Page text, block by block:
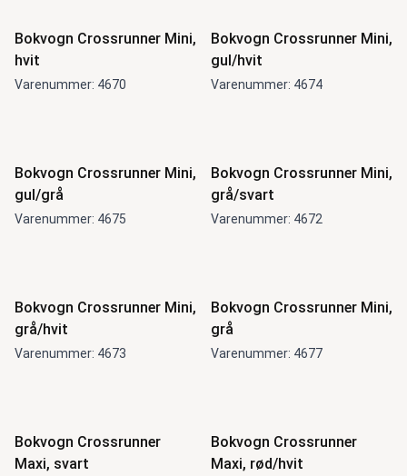
Bokvogn Crossrunner Mini,
hvit
Varenummer: 4670
Bokvogn Crossrunner Mini,
gul/hvit
Varenummer: 4674
Bokvogn Crossrunner Mini,
gul/grå
Varenummer: 4675
Bokvogn Crossrunner Mini,
grå/svart
Varenummer: 4672
Bokvogn Crossrunner Mini,
grå/hvit
Varenummer: 4673
Bokvogn Crossrunner Mini,
grå
Varenummer: 4677
Bokvogn Crossrunner
Maxi, svart
Bokvogn Crossrunner
Maxi, rød/hvit